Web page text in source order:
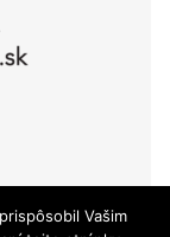
Vašim